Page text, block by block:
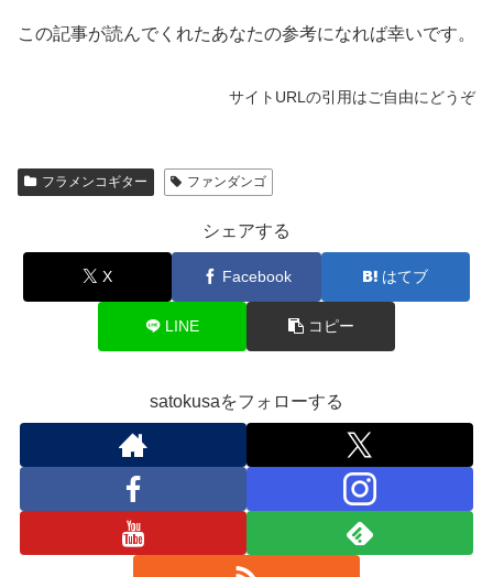
この記事が読んでくれたあなたの参考になれば幸いです。
サイトURLの引用はご自由にどうぞ
フラメンコギター ファンダンゴ
シェアする
X Facebook はてブ
LINE コピー
satokusaをフォローする